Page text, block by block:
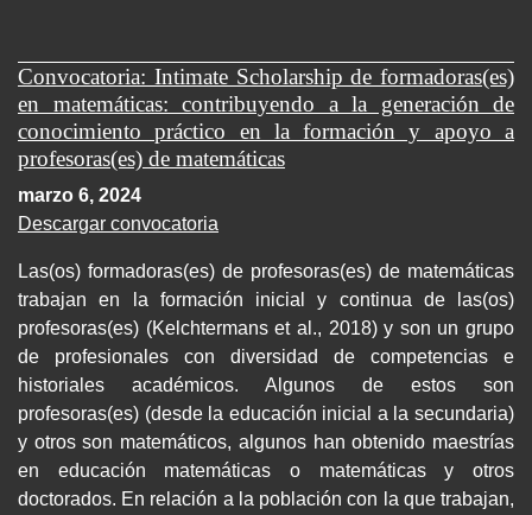
Convocatoria: Intimate Scholarship de formadoras(es)
en matemáticas: contribuyendo a la generación de
conocimiento práctico en la formación y apoyo a
profesoras(es) de matemáticas
marzo 6, 2024
Descargar convocatoria
Las(os) formadoras(es) de profesoras(es) de matemáticas
trabajan en la formación inicial y continua de las(os)
profesoras(es) (Kelchtermans et al., 2018) y son un grupo
de profesionales con diversidad de competencias e
historiales académicos. Algunos de estos son
profesoras(es) (desde la educación inicial a la secundaria)
y otros son matemáticos, algunos han obtenido maestrías
en educación matemáticas o matemáticas y otros
doctorados. En relación a la población con la que trabajan,